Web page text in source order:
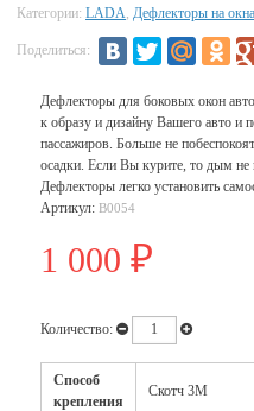
Категории: LADA, Дефлекторы на
Поделиться:
Дефлекторы для боковых окон
к образу и дизайну Вашего авто и
пассажиров. Больше не
осадки. Если Вы курите, то дым не
Дефлекторы легко установить
Артикул: В0054
1 000 ₽
Количество:
Способ
крепления
Скотч 3М